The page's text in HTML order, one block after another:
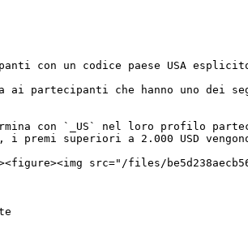
con un codice paese USA
ai partecipanti che hanno uno dei
con `_US` nel loro profilo
premi superiori a 2.000 USD
src="/files/